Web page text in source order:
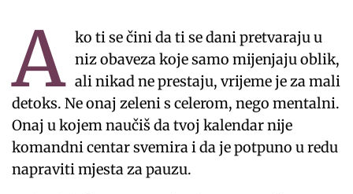
A ko ti se čini da ti se dani pretvaraju u
niz obaveza koje samo mijenjaju oblik,
ali nikad ne prestaju, vrijeme je za mali
detoks. Ne onaj zeleni s celerom, nego mentalni.
Onaj u kojem naučiš da tvoj kalendar nije
komandni centar svemira i da je potpuno u redu
napraviti mjesta za pauzu.